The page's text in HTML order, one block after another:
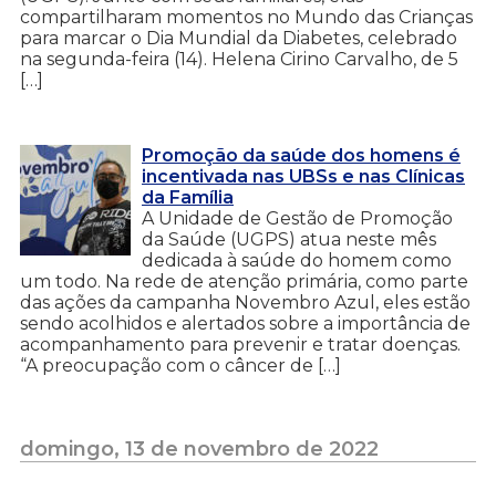
compartilharam momentos no Mundo das Crianças
para marcar o Dia Mundial da Diabetes, celebrado
na segunda-feira (14). Helena Cirino Carvalho, de 5
[…]
Promoção da saúde dos homens é
incentivada nas UBSs e nas Clínicas
da Família
A Unidade de Gestão de Promoção
da Saúde (UGPS) atua neste mês
dedicada à saúde do homem como
um todo. Na rede de atenção primária, como parte
das ações da campanha Novembro Azul, eles estão
sendo acolhidos e alertados sobre a importância de
acompanhamento para prevenir e tratar doenças.
“A preocupação com o câncer de […]
domingo, 13 de novembro de 2022